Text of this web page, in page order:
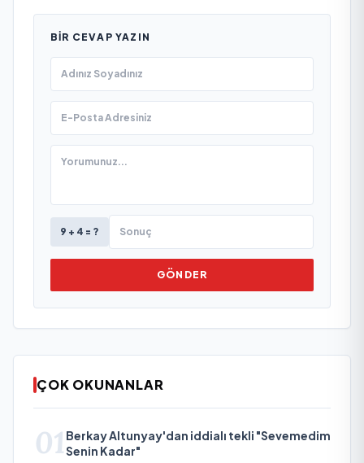
BIR CEVAP YAZIN
9 + 4 = ?
GÖNDER
ÇOK OKUNANLAR
01 Berkay Altunyay'dan iddialı tekli "Sevemedim
Senin Kadar"